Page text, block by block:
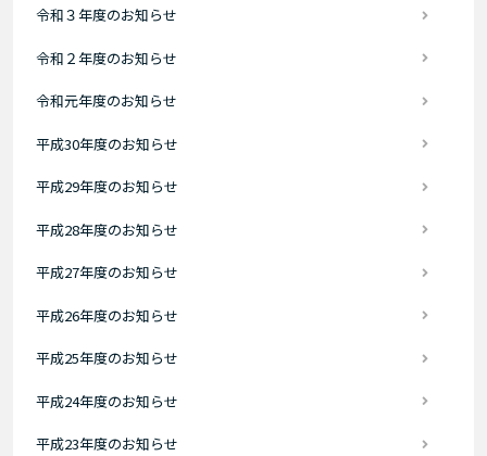
令和３年度のお知らせ
令和２年度のお知らせ
令和元年度のお知らせ
平成30年度のお知らせ
平成29年度のお知らせ
平成28年度のお知らせ
平成27年度のお知らせ
平成26年度のお知らせ
平成25年度のお知らせ
平成24年度のお知らせ
平成23年度のお知らせ